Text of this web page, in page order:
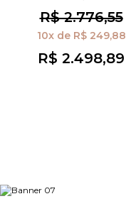
R$ 2.776,55
10xde R$ 249,88
R$ 2.498,89